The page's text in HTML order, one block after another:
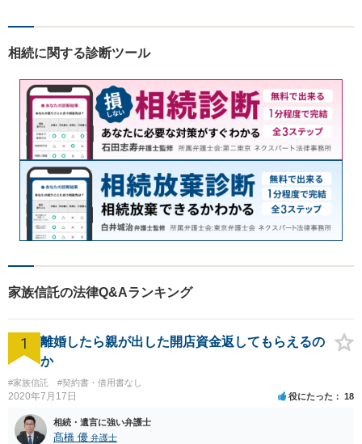
相続に関する診断ツール
家族信託の法律Q&Aランキング
1
離婚したら親が出した開店資金返してもらえるの
か
#家族信託 #契約書・借用書なし
2020年7月17日 役にたった 18
相続・遺言に強い弁護士
髙橋 優 弁護士